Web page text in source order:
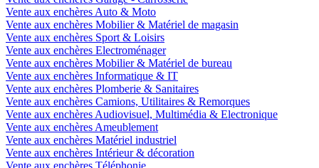
Vente aux enchères Auto & Moto
Vente aux enchères Mobilier & Matériel de magasin
Vente aux enchères Sport & Loisirs
Vente aux enchères Electroménager
Vente aux enchères Mobilier & Matériel de bureau
Vente aux enchères Informatique & IT
Vente aux enchères Plomberie & Sanitaires
Vente aux enchères Camions, Utilitaires & Remorques
Vente aux enchères Audiovisuel, Multimédia & Electronique
Vente aux enchères Ameublement
Vente aux enchères Matériel industriel
Vente aux enchères Intérieur & décoration
Vente aux enchères Téléphonie